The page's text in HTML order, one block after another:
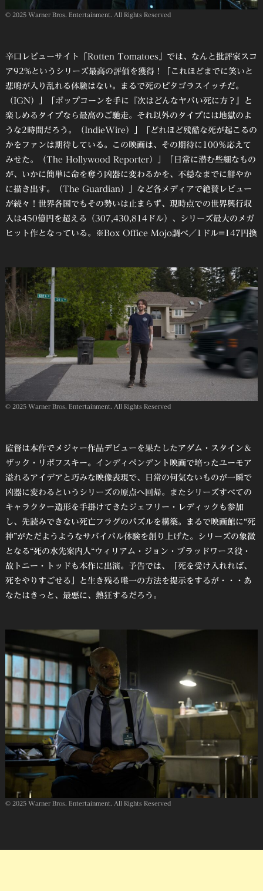
© 2025 Warner Bros. Entertainment. All Rights Reserved
辛口レビューサイト「Rotten Tomatoes」では、なんと批評家スコ
ア92%というシリーズ最高の評価を獲得！「これほどまでに笑いと
悲鳴が入り乱れる体験はない。まるで死のピタゴラスイッチだ。
（IGN）」「ポップコーンを手に『次はどんなヤバい死に方？』と
楽しめるタイプなら最高のご馳走。それ以外のタイプには地獄のよ
うな2時間だろう。（IndieWire）」「どれほど残酷な死が起こるの
かをファンは期待している。この映画は、その期待に100％応えて
みせた。（The Hollywood Reporter）」「日常に潜む些細なもの
が、いかに簡単に命を奪う凶器に変わるかを、不穏なまでに鮮やか
に描き出す。（The Guardian）」など各メディアで絶賛レビュー
が続々！世界各国でもその勢いは止まらず、現時点での世界興行収
入は450億円を超える（307,430,814ドル）、シリーズ最大のメガ
ヒット作となっている。※Box Office Mojo調べ／1ドル=147円換
© 2025 Warner Bros. Entertainment. All Rights Reserved
監督は本作でメジャー作品デビューを果たしたアダム・スタイン＆
ザック・リポフスキー。インディペンデント映画で培ったユーモア
溢れるアイデアと巧みな映像表現で、日常の何気ないものが一瞬で
凶器に変わるというシリーズの原点へ回帰。またシリーズすべての
キャラクター造形を手掛けてきたジェフリー・レディックも参加
し、先読みできない死亡フラグのパズルを構築。まるで映画館に“死
神”がただようようなサバイバル体験を創り上げた。シリーズの象徴
となる“死の水先案内人“ウィリアム・ジョン・ブラッドワース役・
故トニー・トッドも本作に出演。予告では、「死を受け入れれば、
死をやりすごせる」と生き残る唯一の方法を提示をするが・・・あ
なたはきっと、最悪に、熱狂するだろう。
© 2025 Warner Bros. Entertainment. All Rights Reserved